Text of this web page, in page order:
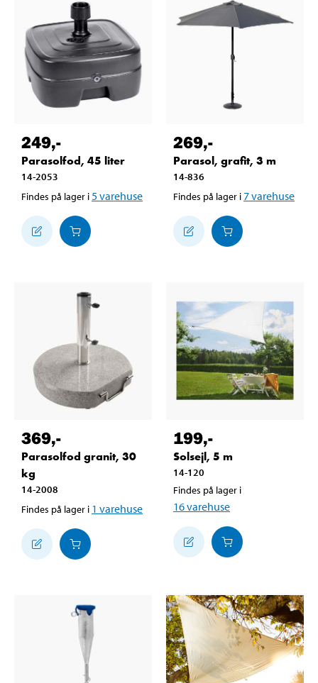
249,-
Parasolfod, 45 liter
14-2053
Findes på lager i 5varehuse
269,-
Parasol, grafit, 3 m
14-836
Findes på lager i7varehuse
369,-
Parasolfod granit, 30
kg
14-2008
Findes på lager i 1 varehuse
199,-
Solsejl, 5 m
14-120
Findes på lager i
16varehuse